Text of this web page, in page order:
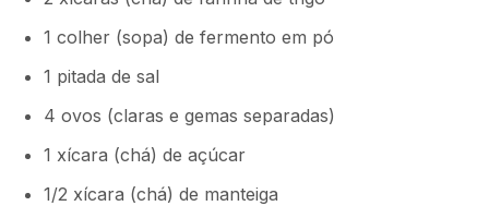
1 colher (sopa) de fermento em pó
1 pitada de sal
4 ovos (claras e gemas separadas)
1 xícara (chá) de açúcar
1/2 xícara (chá) de manteiga